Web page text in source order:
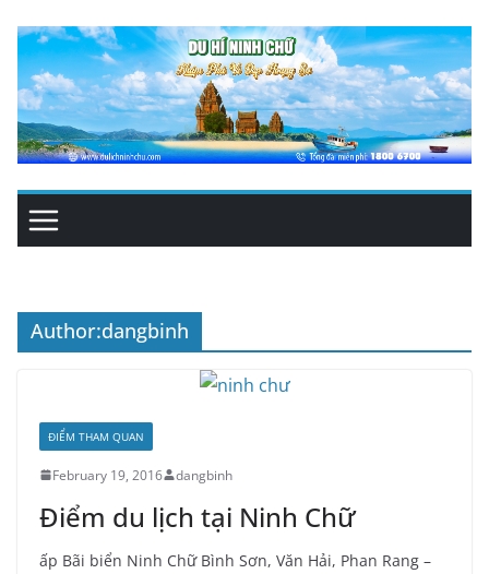
content
Author:dangbinh
ĐIỂM THAM QUAN
February 19, 2016 dangbinh
Điểm du lịch tại Ninh Chữ
ấp Bãi biển Ninh Chữ Bình Sơn, Văn Hải, Phan Rang –